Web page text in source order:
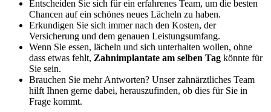
Entscheiden Sie sich für ein erfahrenes Team, um die besten
Chancen auf ein schönes neues Lächeln zu haben.
Erkundigen Sie sich immer nach den Kosten, der
Versicherung und dem genauen Leistungsumfang.
Wenn Sie essen, lächeln und sich unterhalten wollen, ohne
dass etwas fehlt, Zahnimplantate am selben Tag könnte für
Sie sein.
Brauchen Sie mehr Antworten? Unser zahnärztliches Team
hilft Ihnen gerne dabei, herauszufinden, ob dies für Sie in
Frage kommt.